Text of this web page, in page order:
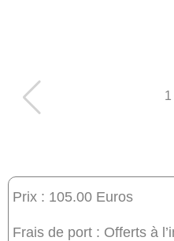
1
Prix : 105.00 Euros
Frais de port : Offerts à